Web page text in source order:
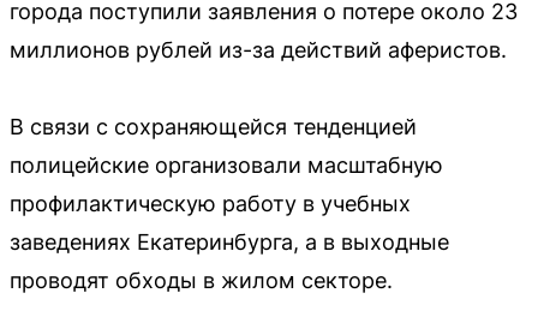
города поступили заявления о потере около 23
миллионов рублей из-за действий аферистов.
В связи с сохраняющейся тенденцией
полицейские организовали масштабную
профилактическую работу в учебных
заведениях Екатеринбурга, а в выходные
проводят обходы в жилом секторе.